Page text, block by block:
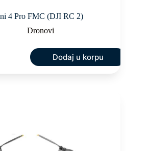
4 Pro FMC (DJI RC 2)
Dronovi
Dodaj u korpu